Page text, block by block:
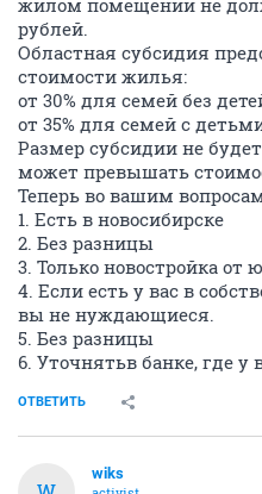
рублей.
Областная субсидия
стоимости жилья:
от 30% для семей без
от 35% для семей с
Размер субсидии не
может превышать
Теперь во вашим
1. Есть в новосибирске
2. Без разницы
3. Только новостройка от
4. Если есть у вас в
вы не нуждающиеся.
5. Без разницы
6. Уточнятьв банке, где у
ОТВЕТИТЬ
wiks